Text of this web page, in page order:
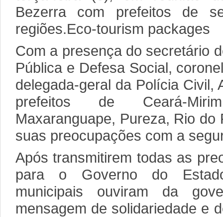
Bezerra com prefeitos de
regiões.Eco-tourism packages
Com a presença do secretário
Pública e Defesa Social,
delegada-geral da Polícia Civil,
prefeitos de Ceará-
Maxaranguape, Pureza, Rio do
suas preocupações com a
Após transmitirem todas as
para o Governo do
municipais ouviram da
mensagem de solidariedade e